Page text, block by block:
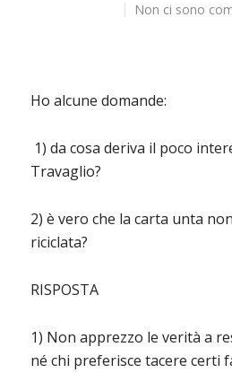
Non ci sono
Ho alcune domande:
1) da cosa deriva il poco
Travaglio?
2) è vero che la carta unta
riciclata?
RISPOSTA
1) Non apprezzo le verità a
né chi preferisce tacere certi